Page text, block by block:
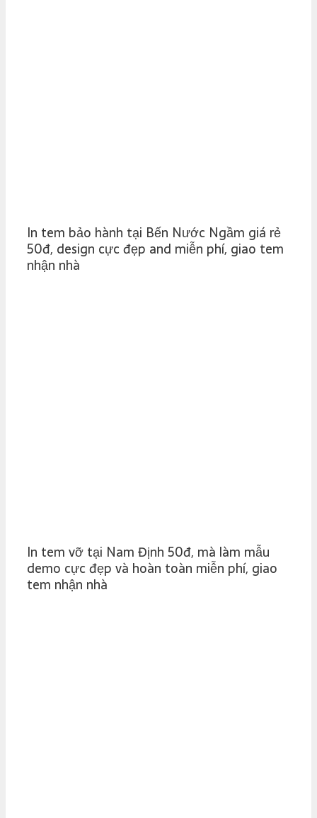
In tem bảo hành tại Bến Nước Ngầm giá rẻ
50đ, design cực đẹp and miễn phí, giao tem
nhận nhà
In tem vỡ tại Nam Định 50đ, mà làm mẫu
demo cực đẹp và hoàn toàn miễn phí, giao
tem nhận nhà